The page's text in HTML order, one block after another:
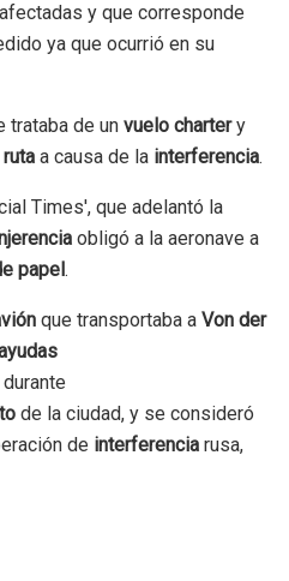
y que corresponde
ya que ocurrió en su
trataba de un vuelo chartery
ruta a causa de la interferencia.
Times', que adelantó la
obligó a la aeronave a
papel .
que transportaba a Von der
durante
de la ciudad, y se consideró
de interferencia rusa,